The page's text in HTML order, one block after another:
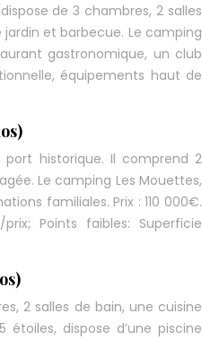
de 3 chambres, 2 salles
et barbecue. Le camping
gastronomique, un club
équipements haut de
historique. Il comprend 2
Le camping Les Mouettes,
familiales. Prix : 110 000€.
Points faibles: Superficie
2 salles de bain, une cuisine
dispose d’une piscine